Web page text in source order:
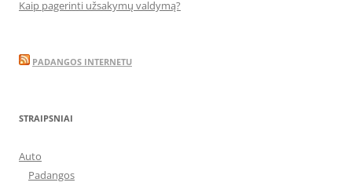
Kaip pagerinti užsakymų valdymą?
PADANGOS INTERNETU
STRAIPSNIAI
Auto
Padangos